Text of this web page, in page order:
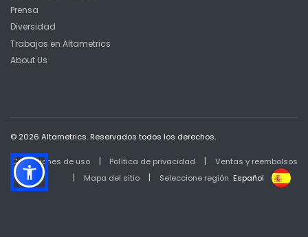
Prensa
Diversidad
Trabajos en Altametrics
About Us
© 2026 Altametrics. Reservados todos los derechos.
Condiciones de uso | Política de privacidad | Ventas y reembolsos
| Mapa del sitio | Seleccione región Español